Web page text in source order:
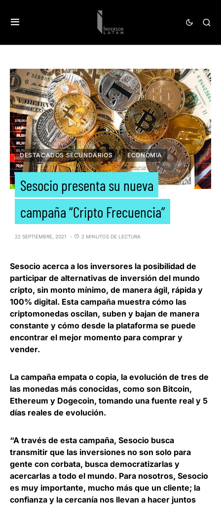
DESTACADOS SECUNDARIOS ECONOMIA
Sesocio presenta su nueva
campaña “Cripto Frecuencia”
22 SEPTIEMBRE, 2021 2 MINUTOS DE LECTURA
Sesocio acerca a los inversores la posibilidad de
participar de alternativas de inversión del mundo
cripto, sin monto mínimo, de manera ágil, rápida y
100% digital. Esta campaña muestra cómo las
criptomonedas oscilan, suben y bajan de manera
constante y cómo desde la plataforma se puede
encontrar el mejor momento para comprar y
vender.
La campaña empata o copia, la evolución de tres de
las monedas más conocidas, como son Bitcoin,
Ethereum y Dogecoin, tomando una fuente real y 5
días reales de evolución.
“A través de esta campaña, Sesocio busca
transmitir que las inversiones no son solo para
gente con corbata, busca democratizarlas y
acercarlas a todo el mundo. Para nosotros, Sesocio
es muy importante, mucho más que un cliente; la
confianza y la cercanía nos llevan a hacer juntos